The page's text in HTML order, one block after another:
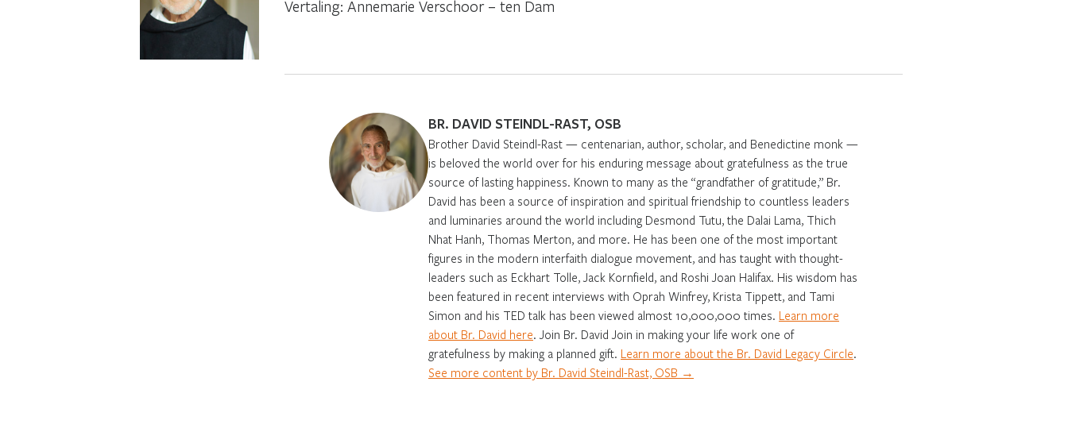
Vertaling: Annemarie Verschoor – ten Dam
BR. DAVID STEINDL-RAST, OSB
Brother David Steindl-Rast — centenarian, author, scholar, and Benedictine monk —
is beloved the world over for his enduring message about gratefulness as the true
source of lasting happiness. Known to many as the “grandfather of gratitude,” Br.
David has been a source of inspiration and spiritual friendship to countless leaders
and luminaries around the world including Desmond Tutu, the Dalai Lama, Thich
Nhat Hanh, Thomas Merton, and more. He has been one of the most important
figures in the modern interfaith dialogue movement, and has taught with thought-
leaders such as Eckhart Tolle, Jack Kornfield, and Roshi Joan Halifax. His wisdom has
been featured in recent interviews with Oprah Winfrey, Krista Tippett, and Tami
Simon and his TED talk has been viewed almost 10,000,000 times. Learn more
about Br. David here. Join Br. David Join in making your life work one of
gratefulness by making a planned gift. Learn more about the Br. David Legacy Circle.
See more content by Br. David Steindl-Rast, OSB →